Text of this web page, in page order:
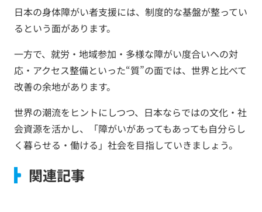
日本の身体障がい者支援には、制度的な基盤が整ってい
るという面があります。
一方で、就労・地域参加・多様な障がい度合いへの対
応・アクセス整備といった“質”の面では、世界と比べて
改善の余地があります。
世界の潮流をヒントにしつつ、日本ならではの文化・社
会資源を活かし、「障がいがあってもあっても自分らし
く暮らせる・働ける」社会を目指していきましょう。
関連記事